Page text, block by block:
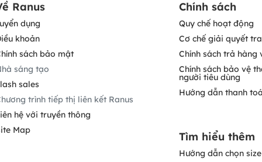
Ranus
dụng
khoản
sách bảo mật
sáng tạo
sales
trình tiếp thị liên kết Ranus
hệ với truyền thông
Map
Chính sách
Quy chế hoạt động
Cơ chế giải quyết
Chính sách trả hàng
Chính sách bảo vệ
người tiêu dùng
Hướng dẫn thanh
Tìm hiểu thêm
Hướng dẫn chọn size